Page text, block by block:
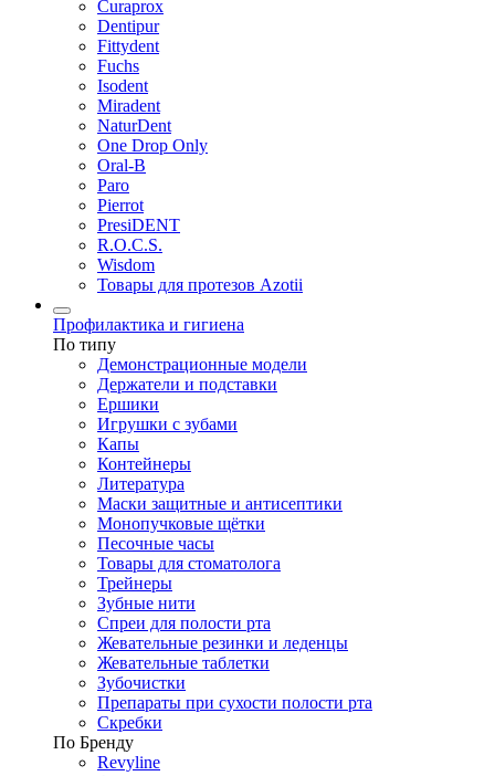
Curaprox
Dentipur
Fittydent
Fuchs
Isodent
Miradent
NaturDent
One Drop Only
Oral-B
Paro
Pierrot
PresiDENT
R.O.C.S.
Wisdom
Товары для протезов Azotii
Профилактика и гигиена
По типу
Демонстрационные модели
Держатели и подставки
Ершики
Игрушки с зубами
Капы
Контейнеры
Литература
Маски защитные и антисептики
Монопучковые щётки
Песочные часы
Товары для стоматолога
Трейнеры
Зубные нити
Спреи для полости рта
Жевательные резинки и леденцы
Жевательные таблетки
Зубочистки
Препараты при сухости полости рта
Скребки
По Бренду
Revyline